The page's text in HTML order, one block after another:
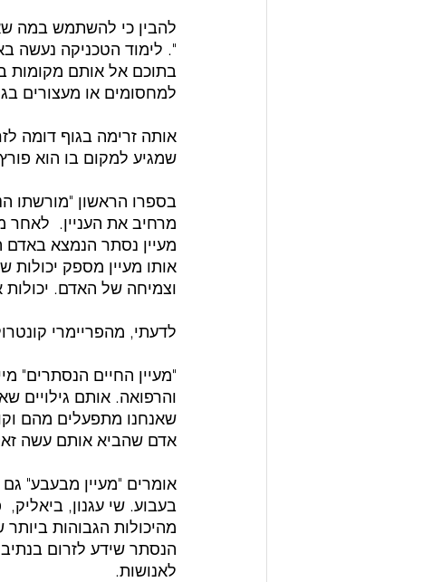
להבין כי להשתמש במה
". לימוד הטכניקה נעשה
בתוכם אל אותם מקומות
למחסומים או מעצורים
אותה זרימה בגוף דומה
שמגיע למקום בו הוא
בספרו הראשון "מורשתו
מרחיב את העניין.
מעיין נסתר הנמצא באדם
אותו מעיין מספק
וצמיחה של האדם.
לדעתי, מהפריימרי
"מעיין החיים הנסתרים"
והרפואה. אותם גילויים
שאנחנו מתפעלים מהם
אדם שהביא אותם עשה
אומרים "מעיין מבעבע"
בעבוע. שי עגנון,
מהיכולות הגבוהות
הנסתר שידע לזרום
לאנושות.